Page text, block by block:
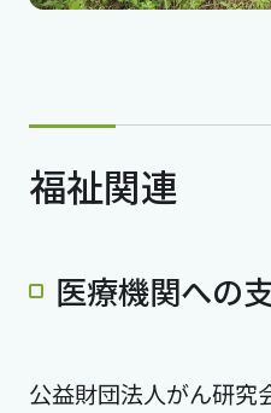
福祉関連
医療機関への
公益財団法人がん研究